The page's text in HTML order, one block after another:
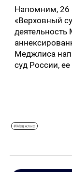
Напомним, 26
«Верховный
Меджлиса
суд России,
#Меджлис